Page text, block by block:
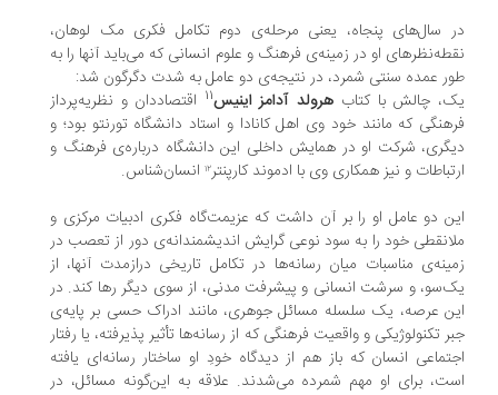
سال‌های پنجاه، یعنی مرحله‌ی دوم تکامل فکری مک لوهان،
او در زمینه‌ی فرهنگ و علوم انسانی که می‌باید آنها را به
عمده سنتی شمرد، در نتیجه‌ی دو عامل به شدت دگرگون شد:
چالش با کتاب هرولد آدامز اینیس 11اقتصاددان و نظریه‌پرداز
که مانند خود وی اهل کانادا و استاد دانشگاه تورنتو بود؛ و
شرکت او در همایش داخلی این دانشگاه درباره‌ی فرهنگ و
و نیز همکاری وی با ادموند کارپنتر12 انسان‌شناس.
دو عامل او را بر آن داشت که عزیمت‌گاه فکری ادبیات مرکزی و
خود را به سود نوعی گرایش اندیشمندانه‌ی دور از تعصب در
مناسبات میان رسانه‌ها در تکامل تاریخی درازمدت آنها، از
و سرشت انسانی و پیشرفت مدنی، از سوی دیگر رها کند. در
عرصه، یک سلسله مسائل جوهری، مانند ادراک حسی بر پایه‌ی
تکنولوژیکی و واقعیت فرهنگی که از رسانه‌ها تأثیر پذیرفته، یا رفتار
انسان که باز هم از دیدگاه خودِ او ساختار رسانه‌ای یافته
برای او مهم شمرده می‌شدند. علاقه به این‌گونه مسائل، در